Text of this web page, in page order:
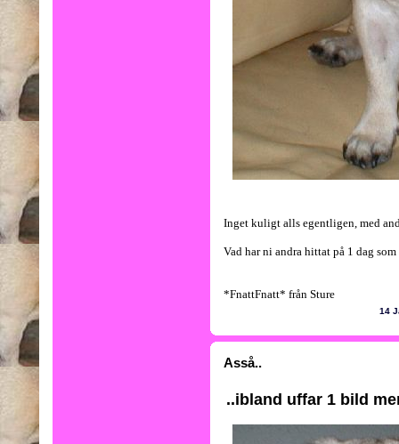
Inget kuligt alls egentligen, med
Vad har ni andra hittat på 1 dag som
*FnattFnatt* från Sture
14
Asså..
..ibland uffar 1 bild